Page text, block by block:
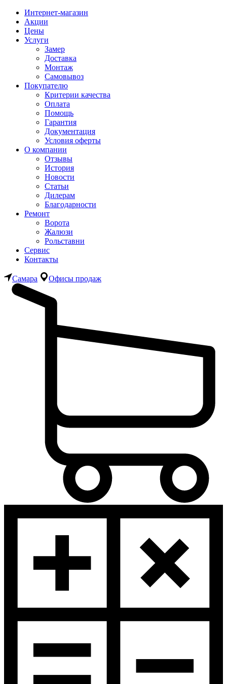
Интернет-магазин
Акции
Цены
Услуги
Замер
Доставка
Монтаж
Самовывоз
Покупателю
Критерии качества
Оплата
Помощь
Гарантия
Документация
Условия оферты
О компании
Отзывы
История
Новости
Статьи
Дилерам
Благодарности
Ремонт
Ворота
Жалюзи
Рольставни
Сервис
Контакты
Самара Офисы продаж